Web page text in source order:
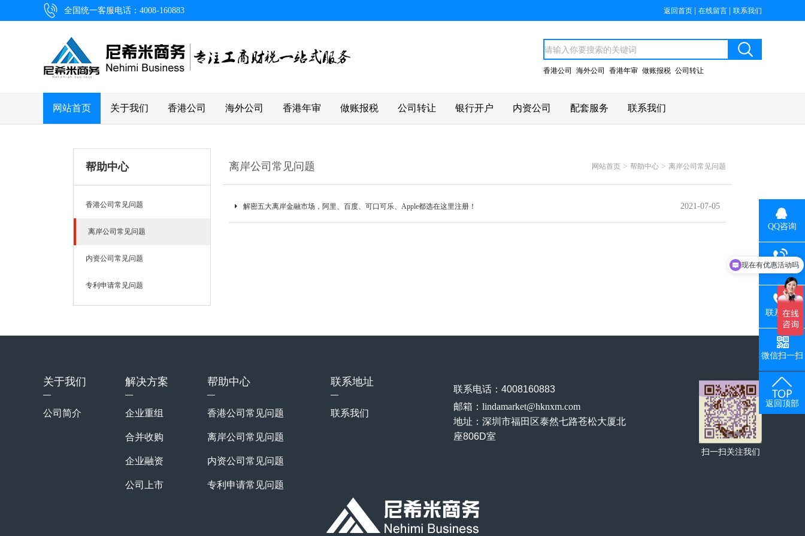
全国统一客服电话：4008-160883 返回首页 在线留言 联系我们
香港公司 海外公司 香港年审 做账报税 公司转让
网站首页 关于我们 香港公司 海外公司 香港年审 做账报税 公司转让 银行开户 内资公司 配套服务 联系我们
帮助中心
香港公司常见问题
离岸公司常见问题
内资公司常见问题
专利申请常见问题
离岸公司常见问题 网站首页 > 帮助中心 > 离岸公司常见问题
解密五大离岸金融市场，阿里、百度、可口可乐、Apple都选在这里注册！ 2021-07-05
关于我们
公司简介
解决方案
企业重组
合并收购
企业融资
公司上市
帮助中心
香港公司常见问题
离岸公司常见问题
内资公司常见问题
专利申请常见问题
联系地址
联系我们
联系电话：4008160883
邮箱：lindamarket@hknxm.com
地址： 深圳市福田区泰然七路苍松大厦北
座806D室
扫一扫关注我们
QQ咨询
热线电话
联系手机
微信扫一扫
返回顶部
现在有优惠活动吗